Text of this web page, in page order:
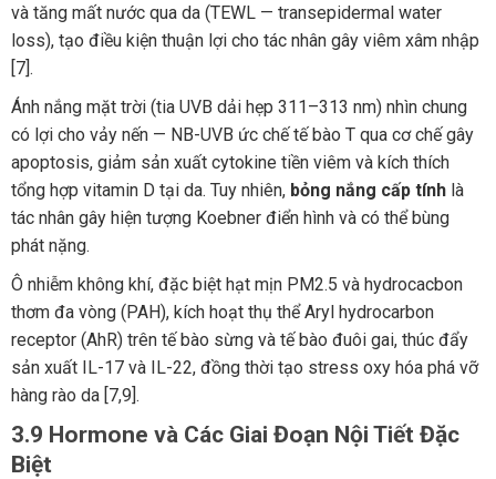
và tăng mất nước qua da (TEWL — transepidermal water
loss), tạo điều kiện thuận lợi cho tác nhân gây viêm xâm nhập
[7].
Ánh nắng mặt trời (tia UVB dải hẹp 311–313 nm) nhìn chung
có lợi cho vảy nến — NB-UVB ức chế tế bào T qua cơ chế gây
apoptosis, giảm sản xuất cytokine tiền viêm và kích thích
tổng hợp vitamin D tại da. Tuy nhiên, bỏng nắng cấp tínhlà
tác nhân gây hiện tượng Koebner điển hình và có thể bùng
phát nặng.
Ô nhiễm không khí, đặc biệt hạt mịn PM2.5 và hydrocacbon
thơm đa vòng (PAH), kích hoạt thụ thể Aryl hydrocarbon
receptor (AhR) trên tế bào sừng và tế bào đuôi gai, thúc đẩy
sản xuất IL-17 và IL-22, đồng thời tạo stress oxy hóa phá vỡ
hàng rào da [7,9].
3.9 Hormone và Các Giai Đoạn Nội Tiết Đặc
Biệt